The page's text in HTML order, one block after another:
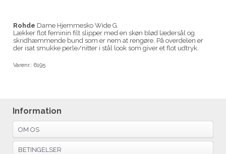
Rohde Dame Hjemmesko Wide G.
Lækker flot feminin filt slipper med en skøn blød lædersål og
skridhæmmende bund som er nem at rengøre. På overdelen er
der isat smukke perle/nitter i stål look som giver et flot udtryk.
Varenr.:6195
Information
OM OS
BETINGELSER